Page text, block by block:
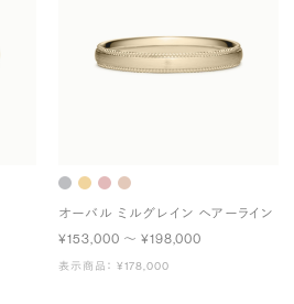
オーバル ミルグレイン ヘアーライン
¥153,000 〜 ¥198,000
表示商品： ¥178,000